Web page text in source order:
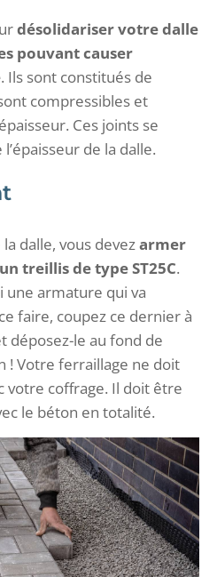
désolidariser votre dalle
pouvant causer
. Ils sont constitués de
compressibles et
Ces joints se
de la dalle.
dalle, vous devezarmer
treillis de type ST25C.
une armature qui va
faire, coupez ce dernier à
déposez-le au fond de
! Votre ferraillage ne doit
votre coffrage. Il doit être
le béton en totalité.